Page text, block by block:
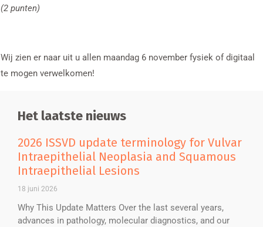
(2 punten)
Wij zien er naar uit u allen maandag 6 november fysiek of digitaal
te mogen verwelkomen!
Het laatste nieuws
2026 ISSVD update terminology for Vulvar
Intraepithelial Neoplasia and Squamous
Intraepithelial Lesions
18 juni 2026
Why This Update Matters Over the last several years,
advances in pathology, molecular diagnostics, and our